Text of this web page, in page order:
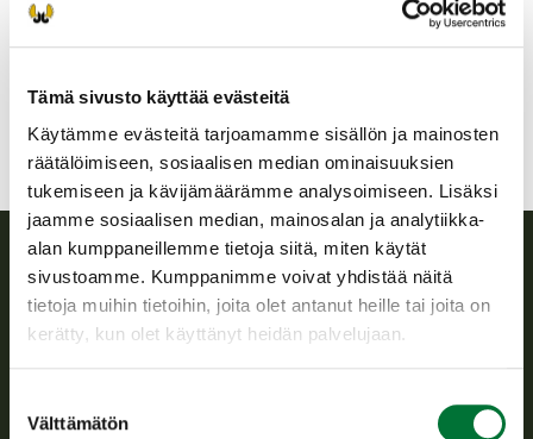
Tämä sivusto käyttää evästeitä
Käytämme evästeitä tarjoamamme sisällön ja mainosten
räätälöimiseen, sosiaalisen median ominaisuuksien
tukemiseen ja kävijämäärämme analysoimiseen. Lisäksi
jaamme sosiaalisen median, mainosalan ja analytiikka-
alan kumppaneillemme tietoja siitä, miten käytät
sivustoamme. Kumppanimme voivat yhdistää näitä
tietoja muihin tietoihin, joita olet antanut heille tai joita on
kerätty, kun olet käyttänyt heidän palvelujaan.
valinta
Välttämätön
Suomen riistakeskus
hallintotehtävistä.